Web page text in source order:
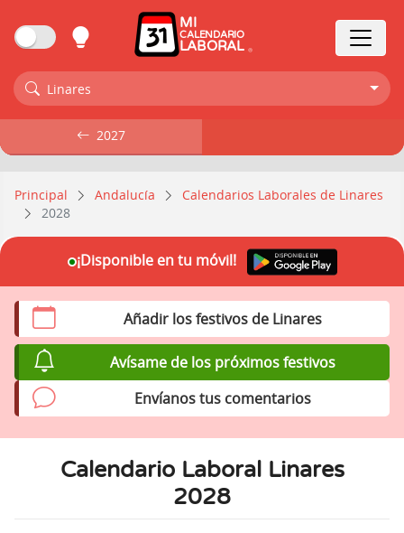
MI
CALENDARIO
LABORAL
Linares
Principal Andalucía
Calendarios Laborales de Linares
2028
Calendario Laboral Linares
2028
2027
2027
Añadir los festivos de Linares
Avísame de los próximos festivos
Envíanos tus comentarios
¡Disponible en tu móvil!